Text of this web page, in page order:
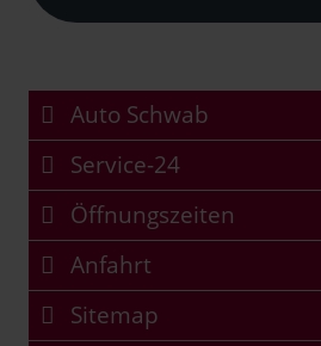
Auto Schwab
Service-24
Öffnungszeiten
Anfahrt
Sitemap